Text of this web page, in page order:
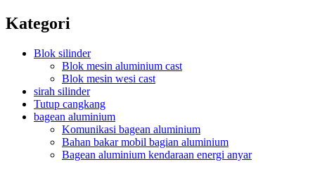
Kategori
Blok silinder
Blok mesin aluminium cast
Blok mesin wesi cast
sirah silinder
Tutup cangkang
bagean aluminium
Komunikasi bagean aluminium
Bahan bakar mobil bagian aluminium
Bagean aluminium kendaraan energi anyar